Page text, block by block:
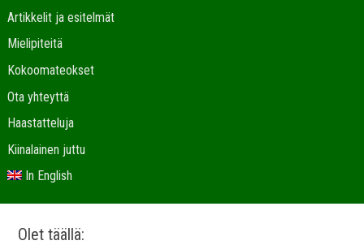
Artikkelit ja esitelmät
Mielipiteitä
Kokoomateokset
Ota yhteyttä
Haastatteluja
Kiinalainen juttu
In English
Olet täällä: